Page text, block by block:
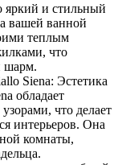
яркий и стильный
вашей ванной
теплым
что
шарм.
Siena: Эстетика
обладает
что делает
интерьеров. Она
комнаты,